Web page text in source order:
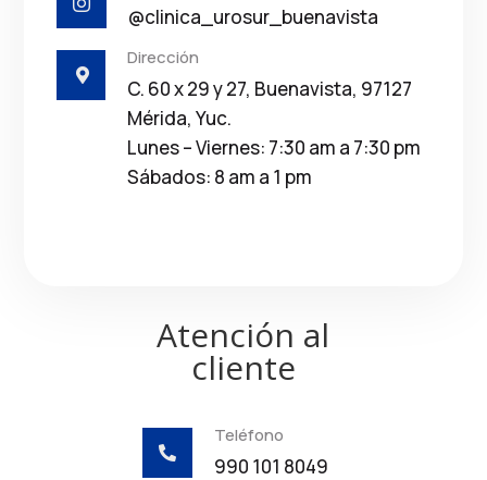
@clinica_urosur_buenavista

Dirección
C. 60 x 29 y 27, Buenavista, 97127
Mérida, Yuc.
Lunes – Viernes: 7:30 am a 7:30 pm
Sábados: 8 am a 1 pm
Atención al
cliente

Teléfono
990 101 8049